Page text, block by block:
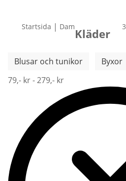
Startsida | DamKläder
Hoppa över fler kategorier
Blusar och tunikor Byxor
79,- kr - 279,- kr